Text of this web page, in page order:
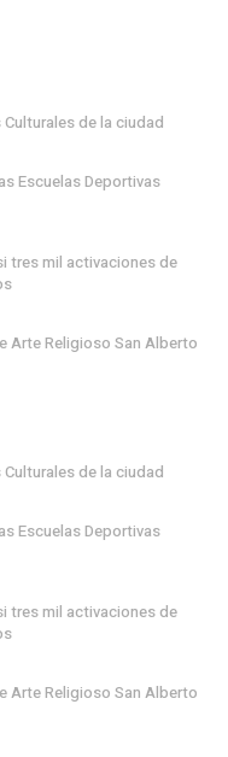
de la ciudad
Escuelas Deportivas
tres mil activaciones de
Arte Religioso San Alberto
de la ciudad
Escuelas Deportivas
tres mil activaciones de
Arte Religioso San Alberto